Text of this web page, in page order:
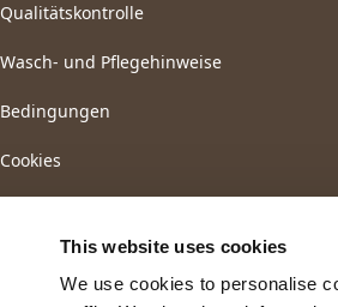
This website uses cookies
We use cookies to personalise
Qualitätskontrolle
Wasch- und Pflegehinweise
Bedingungen
Cookies